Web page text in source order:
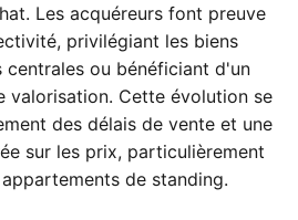
Les acquéreurs font preuve
privilégiant les biens
centrales ou bénéficiant d'un
valorisation. Cette évolution se
des délais de vente et une
sur les prix, particulièrement
de standing.